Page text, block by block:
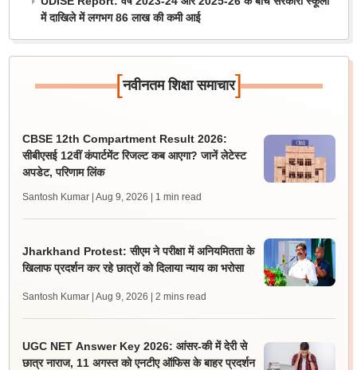
में दाखिले में लगभग 86 लाख की कमी आई
[नवीनतम शिक्षा समाचार]
CBSE 12th Compartment Result 2026:
सीबीएसई 12वीं कंपार्टमेंट रिजल्ट कब आएगा? जानें लेटेस्ट
अपडेट, परिणाम लिंक
Santosh Kumar | Aug 9, 2026 | 1 min read
Jharkhand Protest: सीएम ने परीक्षा में अनियमितता के
खिलाफ प्रदर्शन कर रहे छात्रों को दिलाया न्याय का भरोसा
Santosh Kumar | Aug 9, 2026 | 2 mins read
UGC NET Answer Key 2026: आंसर-की में देरी से
छात्र नाराज, 11 अगस्त को एनटीए ऑफिस के बाहर प्रदर्शन